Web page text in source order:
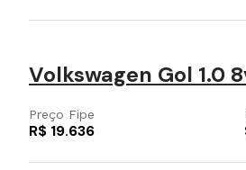
Volkswagen Gol 1.0
Preço Fipe
R$ 19.636